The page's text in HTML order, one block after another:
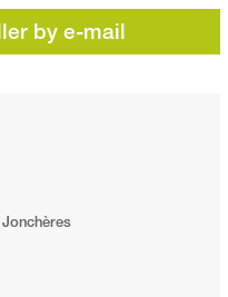
by e-mail